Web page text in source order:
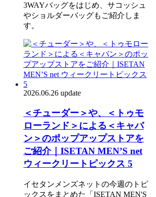
3WAYバッグをはじめ、サコッシュ
やショルダーバッグもご紹介しま
す。
2026.06.26 update
＜チューダー＞や、＜トゥモ
ローランド＞による＜キャバ
ン＞のポップアップストアを
ご紹介｜ISETAN MEN’S net
ウィークリートピックス 5
イセタンメンズネットの今週のトピ
ックスをまとめた「ISETAN MEN'S